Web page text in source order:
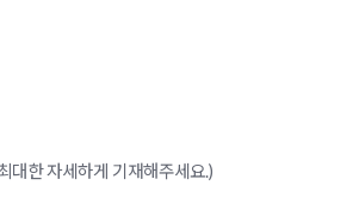
대한 자세하게 기재해주세요.)